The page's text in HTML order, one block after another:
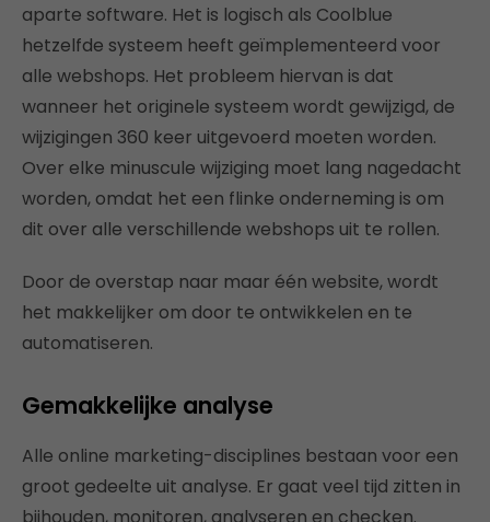
aparte software. Het is logisch als Coolblue
hetzelfde systeem heeft geïmplementeerd voor
alle webshops. Het probleem hiervan is dat
wanneer het originele systeem wordt gewijzigd, de
wijzigingen 360 keer uitgevoerd moeten worden.
Over elke minuscule wijziging moet lang nagedacht
worden, omdat het een flinke onderneming is om
dit over alle verschillende webshops uit te rollen.
Door de overstap naar maar één website, wordt
het makkelijker om door te ontwikkelen en te
automatiseren.
Gemakkelijke analyse
Alle online marketing-disciplines bestaan voor een
groot gedeelte uit analyse. Er gaat veel tijd zitten in